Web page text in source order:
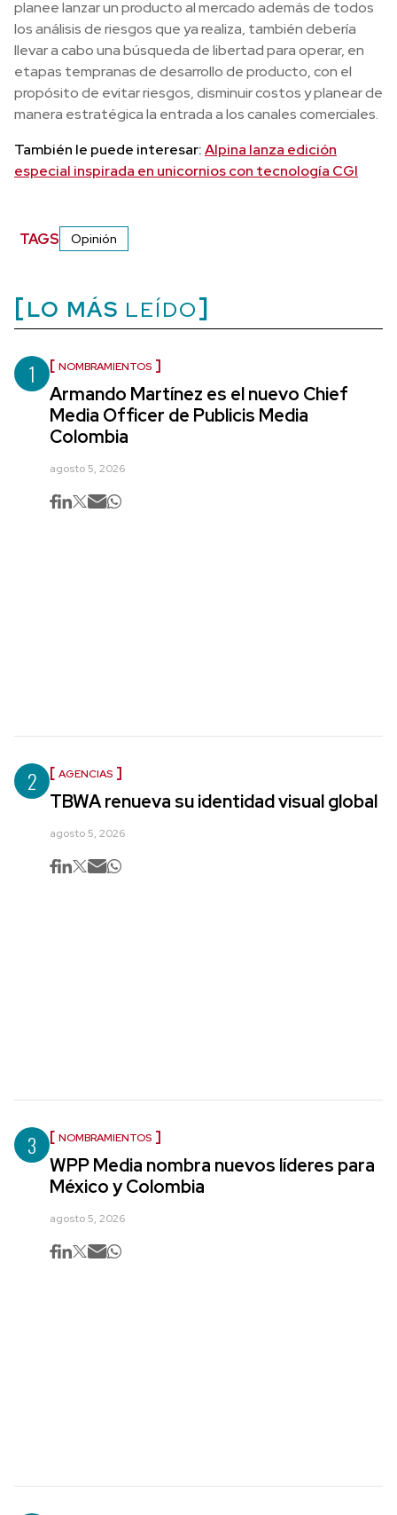
planee lanzar un producto al mercado además de todos
los análisis de riesgos que ya realiza, también debería
llevar a cabo una búsqueda de libertad para operar, en
etapas tempranas de desarrollo de producto, con el
propósito de evitar riesgos, disminuir costos y planear de
manera estratégica la entrada a los canales comerciales.
También le puede interesar:Alpina lanza edición
especial inspirada en unicornios con tecnología CGI
TAGS Opinión
LO MÁS LEÍDO
1 NOMBRAMIENTOS
Armando Martínez es el nuevo Chief
Media Officer de Publicis Media
Colombia
agosto 5, 2026
2 AGENCIAS
TBWA renueva su identidad visual global
agosto 5, 2026
3 NOMBRAMIENTOS
WPP Media nombra nuevos líderes para
México y Colombia
agosto 5, 2026